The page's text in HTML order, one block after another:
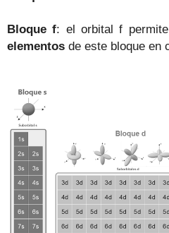
Bloque f: el orbital f permite
elementos de este bloque en